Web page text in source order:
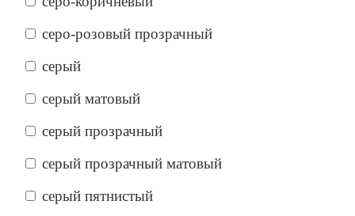
серо-розовый прозрачный
серый
серый матовый
серый прозрачный
серый прозрачный матовый
серый пятнистый